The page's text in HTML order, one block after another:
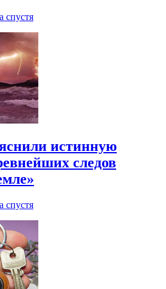
спустя
истинную
следов
спустя